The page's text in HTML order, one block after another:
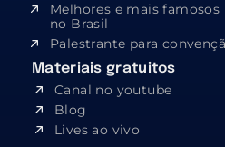
Melhores e mais
no Brasil
Palestrante para
Materiais gratuitos
Canal no youtube
Blog
Lives ao vivo